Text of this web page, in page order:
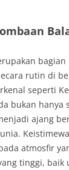
rutin di
seperti
bukan hanya
ajang
atmosfir
tinggi, baik